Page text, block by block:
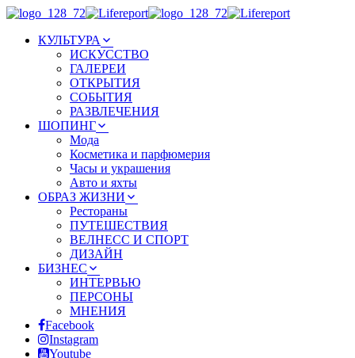
КУЛЬТУРА
ИСКУССТВО
ГАЛЕРЕИ
ОТКРЫТИЯ
СОБЫТИЯ
РАЗВЛЕЧЕНИЯ
ШОПИНГ
Мода
Косметика и парфюмерия
Часы и украшения
Авто и яхты
ОБРАЗ ЖИЗНИ
Рестораны
ПУТЕШЕСТВИЯ
ВЕЛНЕСС И СПОРТ
ДИЗАЙН
БИЗНЕС
ИНТЕРВЬЮ
ПЕРСОНЫ
МНЕНИЯ
Facebook
Instagram
Youtube